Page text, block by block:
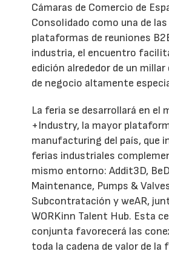
Cámaras de Comercio de
Consolidado como una de
plataformas de reuniones
industria, el encuentro
edición alrededor de un millar
de negocio altamente
La feria se desarrollará en el
+Industry, la mayor
manufacturing del país, que
ferias industriales
mismo entorno: Addit3D,
Maintenance, Pumps &
Subcontratación y weAR,
WORKinn Talent Hub. Esta
conjunta favorecerá las
toda la cadena de valor de la